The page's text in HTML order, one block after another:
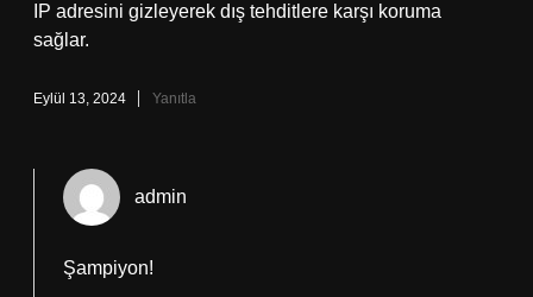
IP adresini gizleyerek dış tehditlere karşı koruma
sağlar.
Eylül 13, 2024 Yanıtla
admin
Şampiyon!